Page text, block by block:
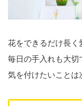
花をできるだけ長く
毎日の手入れも大切
気を付けたいことは